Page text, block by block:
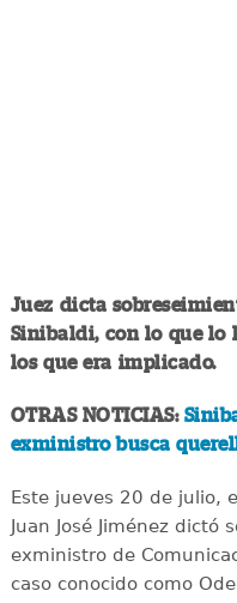
Juez dicta
Sinibaldi, con lo que lo
los que era implicado.
OTRAS NOTICIAS:
exministro busca
Este jueves 20 de julio,
Juan José Jiménez dictó
exministro de
caso conocido como